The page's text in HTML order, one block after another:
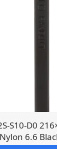
S10-D0
6.6